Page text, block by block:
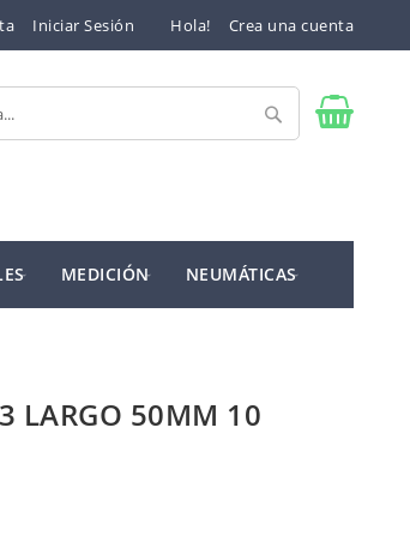
Iniciar Sesión Hola! Crea una cuenta
Buscar
MEDICIÓN NEUMÁTICAS
LARGO 50MM 10